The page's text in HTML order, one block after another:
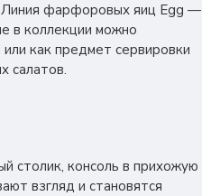
Линия фарфоровых яиц Egg —
в коллекции можно
как предмет сервировки
салатов.
столик, консоль в прихожую
взгляд и становятся